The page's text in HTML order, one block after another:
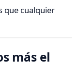
que cualquier
más el